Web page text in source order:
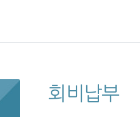
회비납부